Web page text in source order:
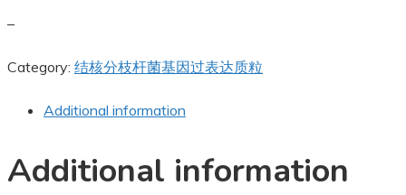
–
Category: 结核分枝杆菌基因过表达质粒
Additional information
Additional information